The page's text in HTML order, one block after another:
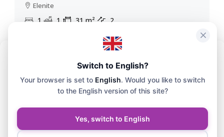
Aby zapewnić maksymalną wygodę, korzystamy z technologii takich jak
pliki cookie do przechowywania i/lub uzyskiwania dostępu do
informacji o Twoim urządzeniu. Zgoda na korzystanie z tych technologii
pozwoli nam przetwarzać na tej stronie dane, takie jak historia
Zaakceptuj
Elenite
1 1 31 m² 2
Switch to English?
Your browser is set to English. Would you like to switch
to the English version of this site?
Yes, switch to English